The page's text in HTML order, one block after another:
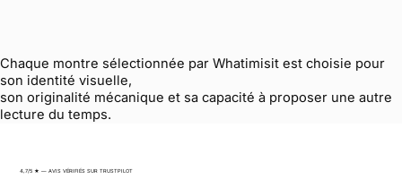
Chaque montre sélectionnée par Whatimisit est choisie pour
son identité visuelle,
son originalité mécanique et sa capacité à proposer une autre
lecture du temps.
4,7/5 ★ — AVIS VÉRIFIÉS SUR TRUSTPILOT